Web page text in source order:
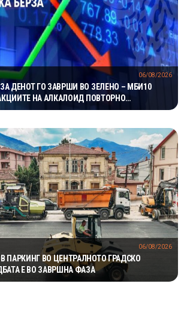
ДЕНОТ ГО ЗАВРШИ ВО ЗЕЛЕНО – МБИ10
НА АЛКАЛОИД ПОВТОРНО
06/08/2026
ПАРКИНГ ВО ЦЕНТРАЛНОТО ГРАДСКО
Е ВО ЗАВРШНА ФАЗА
06/08/2026